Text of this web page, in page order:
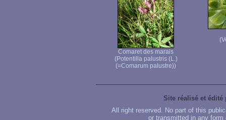
Comaret des marais
(Potentilla palustris (L.)
(=Comarum palustre))
Site réalisé et édité
All right reserved. No part of this
or transmitted in any